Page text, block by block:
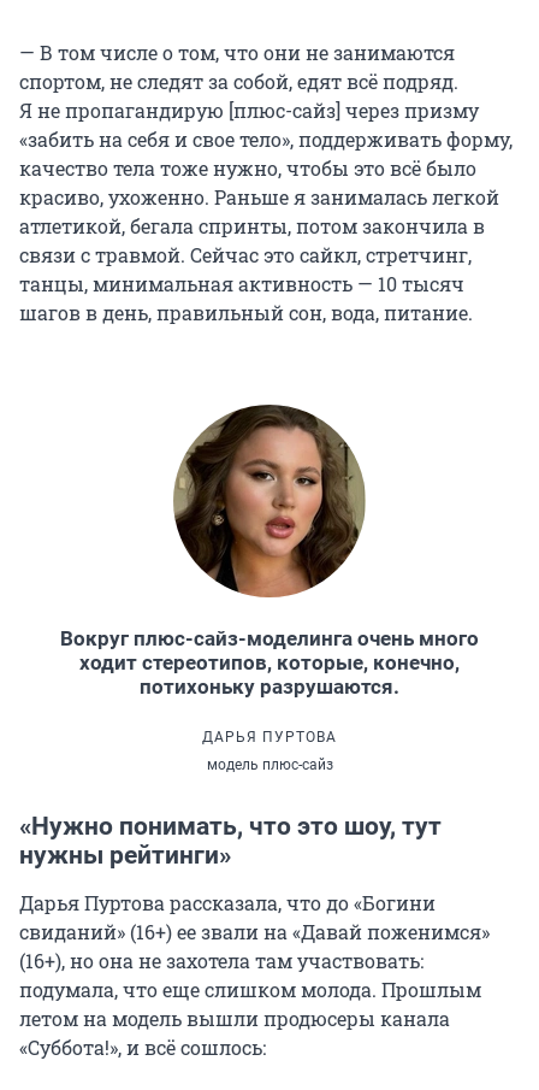
— В том числе о том, что они не занимаются
спортом, не следят за собой, едят всё подряд.
Я не пропагандирую [плюс-сайз] через призму
«забить на себя и свое тело», поддерживать форму,
качество тела тоже нужно, чтобы это всё было
красиво, ухоженно. Раньше я занималась легкой
атлетикой, бегала спринты, потом закончила в
связи с травмой. Сейчас это сайкл, стретчинг,
танцы, минимальная активность — 10 тысяч
шагов в день, правильный сон, вода, питание.
Вокруг плюс-сайз-моделинга очень много
ходит стереотипов, которые, конечно,
потихоньку разрушаются.
ДАРЬЯ ПУРТОВА
модель плюс-сайз
«Нужно понимать, что это шоу, тут
нужны рейтинги»
Дарья Пуртова рассказала, что до «Богини
свиданий» (16+) ее звали на «Давай поженимся»
(16+), но она не захотела там участвовать:
подумала, что еще слишком молода. Прошлым
летом на модель вышли продюсеры канала
«Суббота!», и всё сошлось: